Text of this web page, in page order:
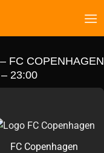
FC COPENHAGEN
23:00
FC Copenhagen